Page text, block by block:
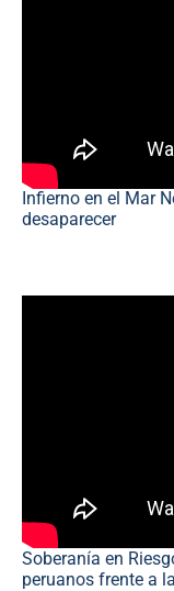
Infierno en el Mar
desaparecer
Soberanía en
peruanos frente a